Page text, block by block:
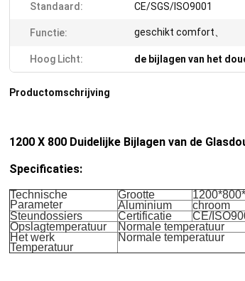
Standaard: CE/SGS/ISO9001
Functie: geschikt comfort、
Hoog Licht: de bijlagen van het
Productomschrijving
1200 X 800 Duidelijke Bijlagen van de
Specificaties:
Technische
Parameter
Grootte
Aluminium
chroom
Steundossiers
Certificatie
CE/
Opslagtemperatuur
Normale temperatuur
Het werk
Temperatuur
Normale temperatuur